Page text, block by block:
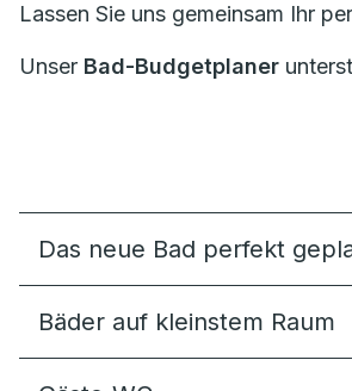
Lassen Sie uns gemeinsam Ihr
Unser Bad-Budgetplaner
Das neue Bad perfekt
Bäder auf kleinstem Raum